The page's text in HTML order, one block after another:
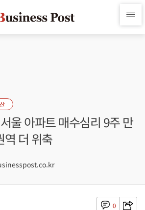
울 아파트 매수심리 9주 만
역 더 위축
0